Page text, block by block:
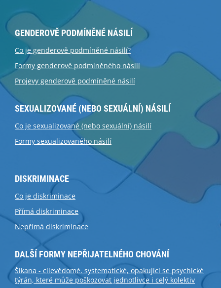
GENDEROVĚ PODMÍNĚNÉ NÁSILÍ
Co je genderově podmíněné násilí?
Formy genderově podmíněného násilí
Projevy genderově podmíněné násilí
SEXUALIZOVANÉ (NEBO SEXUÁLNÍ) NÁSILÍ
Co je sexualizované (nebo sexuální) násilí
Formy sexualizovaného násilí
DISKRIMINACE
Co je diskriminace
Přímá diskriminace
Nepřímá diskriminace
DALŠÍ FORMY NEPŘIJATELNÉHO CHOVÁNÍ
Šikana - cílevědomé, systematické, opakující se psychické
týrán, které může poškozovat jednotlivce i celý kolektiv